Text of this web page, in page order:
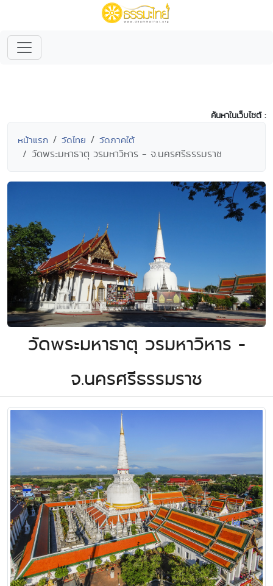
ค้นหาในเว็บไซต์ :
หน้าแรก วัดไทย วัดภาคใต้
วัดพระมหาธาตุ วรมหาวิหาร - จ.นครศรีธรรมราช
วัดพระมหาธาตุ วรมหาวิหาร -
จ.นครศรีธรรมราช